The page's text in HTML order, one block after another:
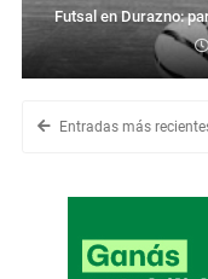
Futsal en Durazno:
Entradas más